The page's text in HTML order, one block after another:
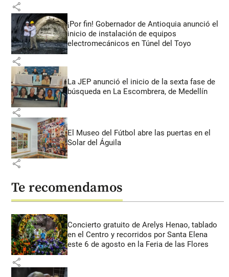
share
¡Por fin! Gobernador de Antioquia anunció el
inicio de instalación de equipos
electromecánicos en Túnel del Toyo
share
La JEP anunció el inicio de la sexta fase de
búsqueda en La Escombrera, de Medellín
share
El Museo del Fútbol abre las puertas en el
Solar del Águila
share
Te recomendamos
Concierto gratuito de Arelys Henao, tablado
en el Centro y recorridos por Santa Elena
este 6 de agosto en la Feria de las Flores
share